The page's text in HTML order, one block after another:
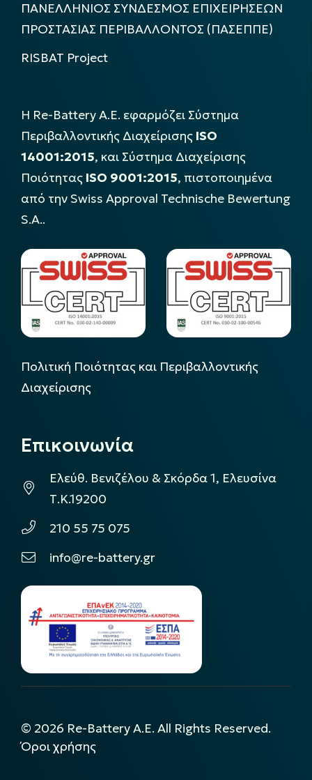
ΠΑΝΕΛΛΗΝΙΟΣ ΣΥΝΔΕΣΜΟΣ ΕΠΙΧΕΙΡΗΣΕΩΝ
ΠΡΟΣΤΑΣΙΑΣ ΠΕΡΙΒΑΛΛΟΝΤΟΣ (ΠΑΣΕΠΠΕ)
RISBAT Project
Η Re-Battery Α.Ε. εφαρμόζει Σύστημα
Περιβαλλοντικής Διαχείρισης ISO
14001:2015, και Σύστημα Διαχείρισης
Ποιότητας ISO 9001:2015, πιστοποιημένα
από την Swiss Approval Technische Bewertung
S.A..
Πολιτική Ποιότητας και Περιβαλλοντικής
Διαχείρισης
Επικοινωνία
Ελεύθ. Βενιζέλου & Σκόρδα 1, Ελευσίνα
Τ.Κ.19200
210 55 75 075
info@re-battery.gr
© 2026 Re-Battery A.E. All Rights Reserved.
Όροι χρήσης